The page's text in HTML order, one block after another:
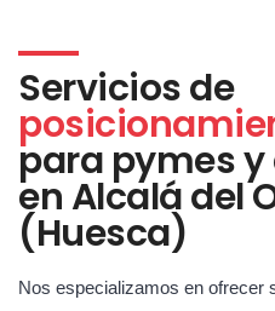
Servicios de
para pymes
en Alcalá del
(Huesca)
Nos especializamos en ofrecer